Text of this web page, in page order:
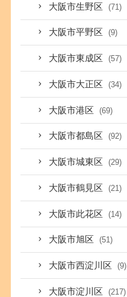
大阪市生野区 (71)
大阪市平野区 (9)
大阪市東成区 (57)
大阪市大正区 (34)
大阪市港区 (69)
大阪市都島区 (92)
大阪市城東区 (29)
大阪市鶴見区 (21)
大阪市此花区 (14)
大阪市旭区 (51)
大阪市西淀川区 (9)
大阪市淀川区 (217)